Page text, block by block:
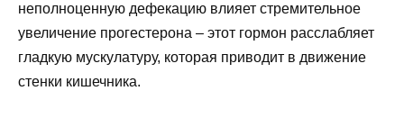
неполноценную дефекацию влияет стремительное
увеличение прогестерона – этот гормон расслабляет
гладкую мускулатуру, которая приводит в движение
стенки кишечника.